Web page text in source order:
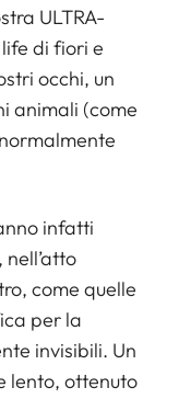
ULTRA-
life di fiori e
occhi, un
animali (come
infatti
come quelle
per la
invisibili. Un
lento, ottenuto